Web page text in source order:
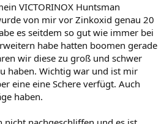
VICTORINOX Huntsman
von mir vor Zinkoxid genau 20
es seitdem so gut wie immer bei
habe hatten boomen gerade
wir diese zu groß und schwer
haben. Wichtig war und ist mir
eine eine Schere verfügt. Auch
haben.